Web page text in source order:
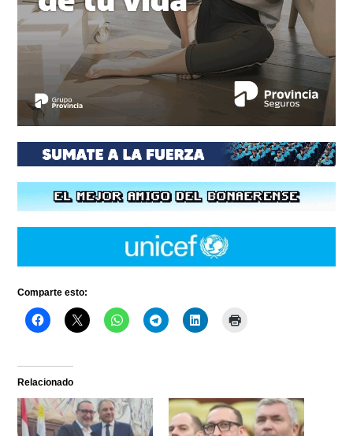
Comparte esto:
Relacionado